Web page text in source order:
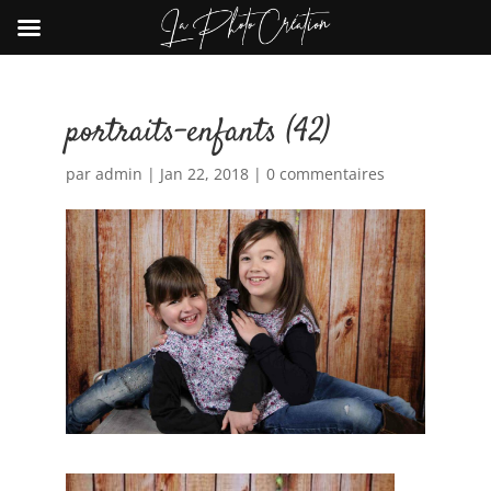
portraits-enfants (42)
par admin | Jan 22, 2018| 0 commentaires